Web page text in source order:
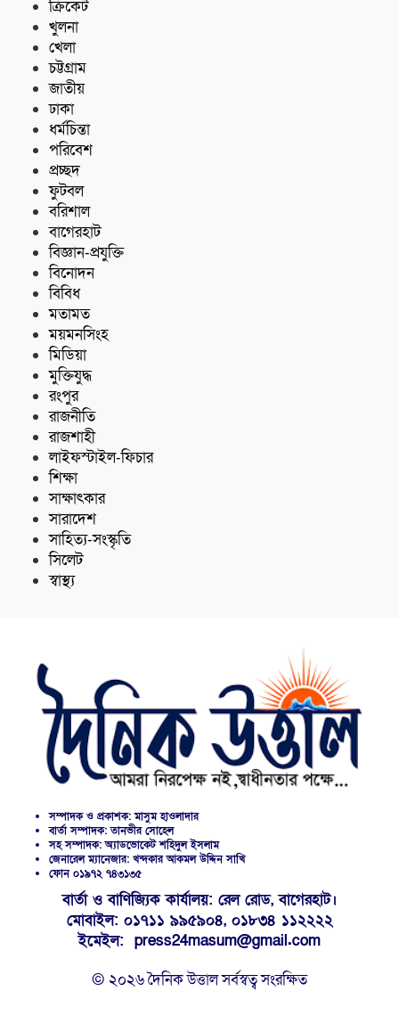
ক্রিকেট
খুলনা
খেলা
চট্টগ্রাম
জাতীয়
ঢাকা
ধর্মচিন্তা
পরিবেশ
প্রচ্ছদ
ফুটবল
বরিশাল
বাগেরহাট
বিজ্ঞান-প্রযুক্তি
বিনোদন
বিবিধ
মতামত
ময়মনসিংহ
মিডিয়া
মুক্তিযুদ্ধ
রংপুর
রাজনীতি
রাজশাহী
লাইফস্টাইল-ফিচার
শিক্ষা
সাক্ষাৎকার
সারাদেশ
সাহিত্য-সংস্কৃতি
সিলেট
স্বাস্থ্য
সম্পাদক ও প্রকাশক: মাসুম হাওলাদার
বার্তা সম্পাদক: তানভীর সোহেল
সহ সম্পাদক: অ্যাডভোকেট শহিদুল ইসলাম
জেনারেল ম্যানেজার: খন্দকার আকমল উদ্দিন সাখি
ফোন ০১৯৭২ ৭৪৩১৩৫
বার্তা ও বাণিজ্যিক কার্যালয়: রেল রোড, বাগেরহাট।
মোবাইল: ০১৭১১ ৯৯৫৯০৪, ০১৮৩৪ ১১২২২২
ইমেইল: press24masum@gmail.com
© ২০২৬ দৈনিক উত্তাল সর্বস্বত্ব সংরক্ষিত